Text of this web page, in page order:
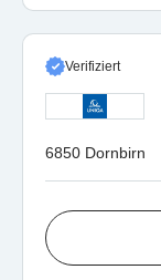
Verifiziert
6850 Dornbirn